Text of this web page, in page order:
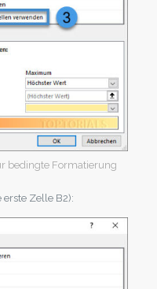
bedingte Formatierung
Zelle B2):